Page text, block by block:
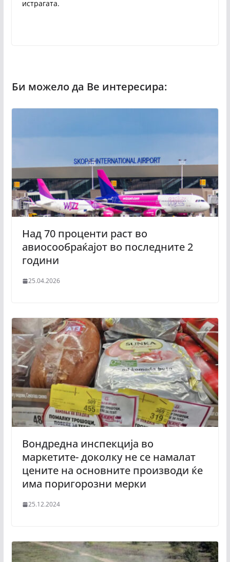
истрагата.
Над 70 проценти раст во
авиосообраќајот во последните 2
години
25.04.2026
Вондредна инспекција во
маркетите- доколку не се намалат
цените на основните производи ќе
има поригорозни мерки
25.12.2024